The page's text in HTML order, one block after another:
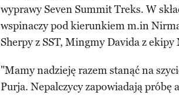
wyprawy Seven Summit Treks. W
wspinaczy pod kierunkiem m.in
Sherpy z SST, Mingmy Davida z
"Mamy nadzieję razem stanąć na
Purja. Nepalczycy zapowiadają próbę